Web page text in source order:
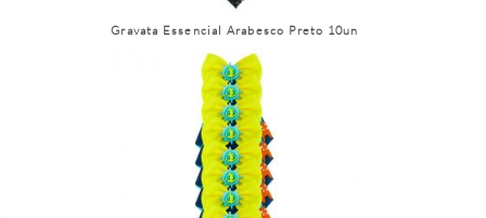
Gravata Essencial Arabesco Preto 10un